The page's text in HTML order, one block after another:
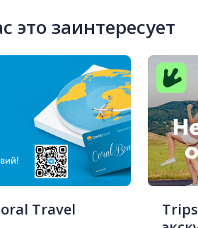
это заинтересует
Travel